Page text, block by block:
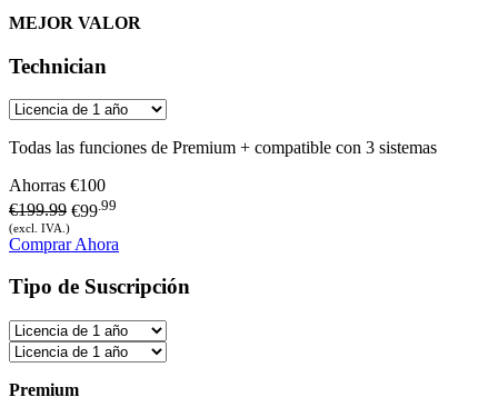
MEJOR VALOR
Technician
Todas las funciones de Premium + compatible con 3 sistemas
Ahorras €100
€199.99 €99 .99
(excl. IVA.)
Comprar Ahora
Tipo de Suscripción
Premium